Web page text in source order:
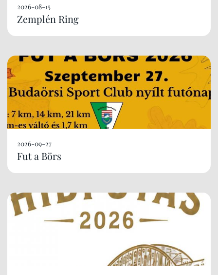
2026-08-15
Zemplén Ring
2026-09-27
Fut a Börs